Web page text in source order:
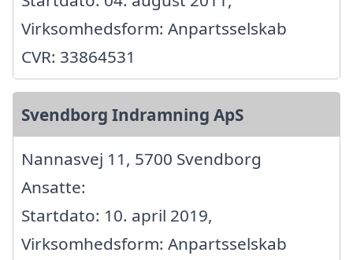
Virksomhedsform: Anpartsselskab
CVR: 33864531
Svendborg Indramning ApS
Nannasvej 11, 5700 Svendborg
Ansatte:
Startdato: 10. april 2019,
Virksomhedsform: Anpartsselskab